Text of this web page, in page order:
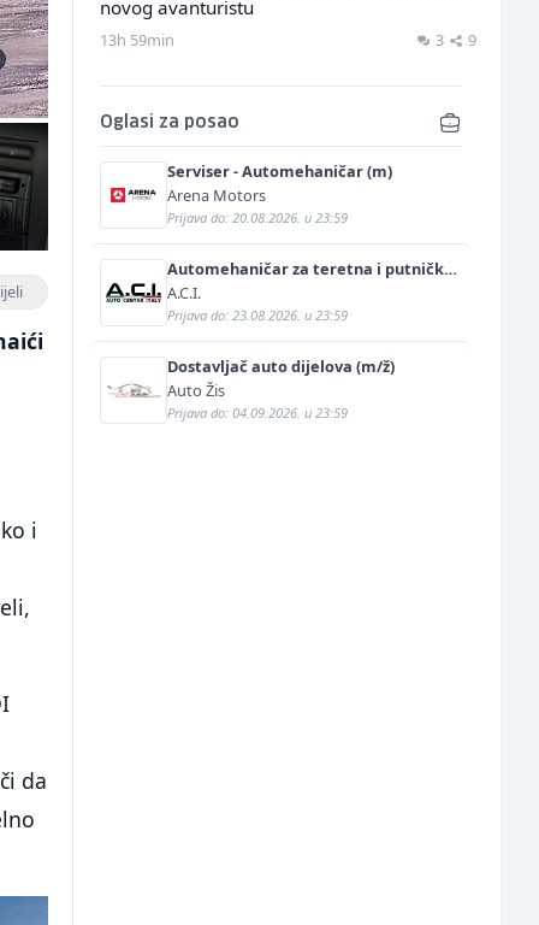
i
da
novog avanturistu
13h 59min 3 9
Oglasi za posao
Serviser - Automehaničar (m)
Arena Motors
Prijava do: 20.08.2026. u 23:59
Automehaničar za teretna i putnička
vozila (m/ž)
A.C.I.
Prijava do: 23.08.2026. u 23:59
Dostavljač auto dijelova (m/ž)
Auto Žis
Prijava do: 04.09.2026. u 23:59